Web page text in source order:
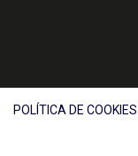
POLÍTICA DE COOKIES